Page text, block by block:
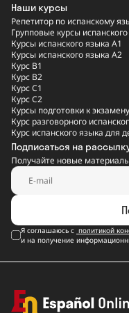
Наши курсы
Репетитор по испанскому
Групповые курсы
Курсы испанского языка A1
Курсы испанского языка A2
Курс B1
Курс B2
Курс C1
Курс C2
Курсы подготовки к
Курс разговорного
Курс испанского языка для
Подписаться на
Получайте новые
Я соглашаюсь с политикой
и на получение